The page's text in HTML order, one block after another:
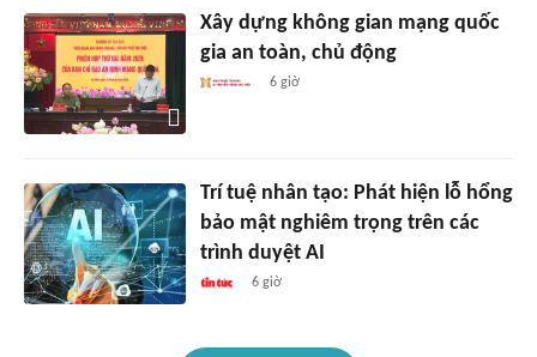
Xây dựng không gian mạng quốc
gia an toàn, chủ động
6 giờ
Trí tuệ nhân tạo: Phát hiện lỗ hổng
bảo mật nghiêm trọng trên các
trình duyệt AI
6 giờ